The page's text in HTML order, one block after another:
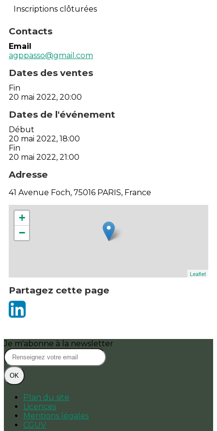
Inscriptions clôturées
Contacts
Email
agppasso@gmail.com
Dates des ventes
Fin
20 mai 2022, 20:00
Dates de l'événement
Début
20 mai 2022, 18:00
Fin
20 mai 2022, 21:00
Adresse
41 Avenue Foch, 75016 PARIS, France
+
−
Leaflet
Partagez cette page
Je m'abonne à la newsletter
OK
Plan du site
Licences
Mentions légales
CGUV